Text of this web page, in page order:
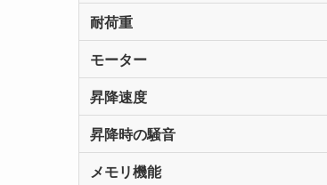
耐荷重
モーター
昇降速度
昇降時の騒音
メモリ機能